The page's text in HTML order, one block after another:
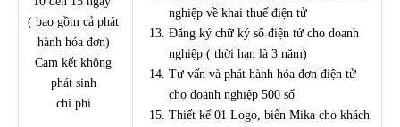
( bao gồm cả phát
hành hóa đơn)
Cam kết không
phát sinh
chi phí
nghiệp về khai thuế điện tử
Đăng ký chữ ký số điện tử cho doanh
nghiệp ( thời hạn là 3 năm)
Tư vấn và phát hành hóa đơn điện tử
cho doanh nghiệp 500 số
Thiết kế 01 Logo, biển Mika cho khách